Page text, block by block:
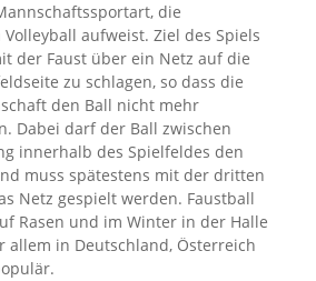
die
aufweist. Ziel des Spiels
der Faust über ein Netz auf die
zu schlagen, so dass die
den Ball nicht mehr
Dabei darf der Ball zwischen
innerhalb des Spielfeldes den
muss spätestens mit der dritten
Netz gespielt werden. Faustball
Rasen und im Winter in der Halle
allem in Deutschland, Österreich